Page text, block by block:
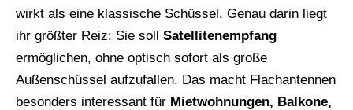
wirkt als eine klassische Schüssel. Genau darin liegt
ihr größter Reiz: Sie soll Satellitenempfang
ermöglichen, ohne optisch sofort als große
Außenschüssel aufzufallen. Das macht Flachantennen
besonders interessant für Mietwohnungen, Balkone,